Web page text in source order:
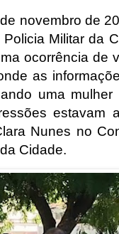
novembro de
Militar da
ocorrência de
as
uma
estavam
Nunes no
Cidade.